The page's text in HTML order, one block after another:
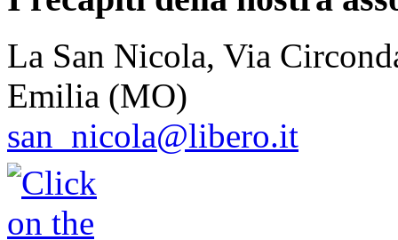
La San Nicola, Via
Emilia (MO)
san_nicola@libero.it